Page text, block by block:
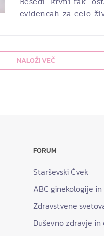
evidencah za celo
NALOŽI VEČ
FORUM
Starševski Čvek
ABC ginekologije
Zdravstvene
Duševno zdravje in